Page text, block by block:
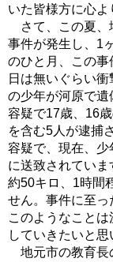
いた皆様方に心よ
さて、この夏、
事件が発生し、1
のひと月、この事
日は無いぐらい
の少年が河原で遺
容疑で17歳、16
を含む5人が逮捕
容疑で、現在、
に送致されてい
約50キロ、1時間
せん。事件に至っ
このようなこと
していきたいと思
地元市の教育長